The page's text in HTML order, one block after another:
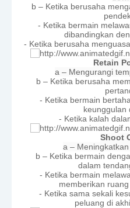
b – Ketika berusaha
- Ketika bermain
dibandingkan
- Ketika berusaha
Retain
a – Mengurangi
b – Ketika berusaha
- Ketika bermain
keunggulan
- Ketika kalah
Shoot
a –
b – Ketika bermain
dalam
- Ketika bermain
memberikan
- Ketika sama sekali
peluang di